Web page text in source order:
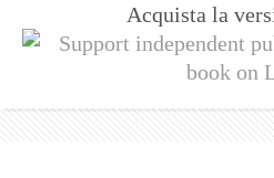
Acquista la